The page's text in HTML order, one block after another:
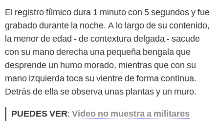
El registro fílmico dura 1 minuto con 5 segundos y fue
grabado durante la noche. A lo largo de su contenido,
la menor de edad - de contextura delgada - sacude
con su mano derecha una pequeña bengala que
desprende un humo morado, mientras que con su
mano izquierda toca su vientre de forma continua.
Detrás de ella se observa unas plantas y un muro.
PUEDES VER: Video no muestra a militares